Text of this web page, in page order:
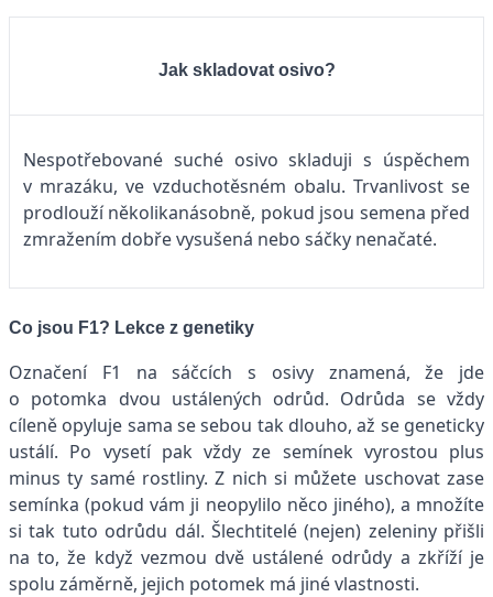
Jak skladovat osivo?
Nespotřebované suché osivo skladuji s úspěchem
v mrazáku, ve vzduchotěsném obalu. ­Trvanlivost se
prodlouží několikanásobně, pokud jsou semena před
zmražením dobře vysušená nebo sáčky nenačaté.
Co jsou F1? Lekce z genetiky
Označení F1 na sáčcích s osivy znamená, že jde
o potomka dvou ustálených odrůd. Odrůda se vždy
cíleně opyluje sama se sebou tak dlouho, až se geneticky
ustálí. Po vysetí pak vždy ze semínek vyrostou plus
minus ty samé rostliny. Z nich si můžete uschovat zase
semínka (pokud vám ji neopylilo něco jiného), a množíte
si tak tuto odrůdu dál. Šlechtitelé (nejen) zeleniny přišli
na to, že když vezmou dvě ustálené odrůdy a zkříží je
spolu záměrně, jejich potomek má jiné vlastnosti.